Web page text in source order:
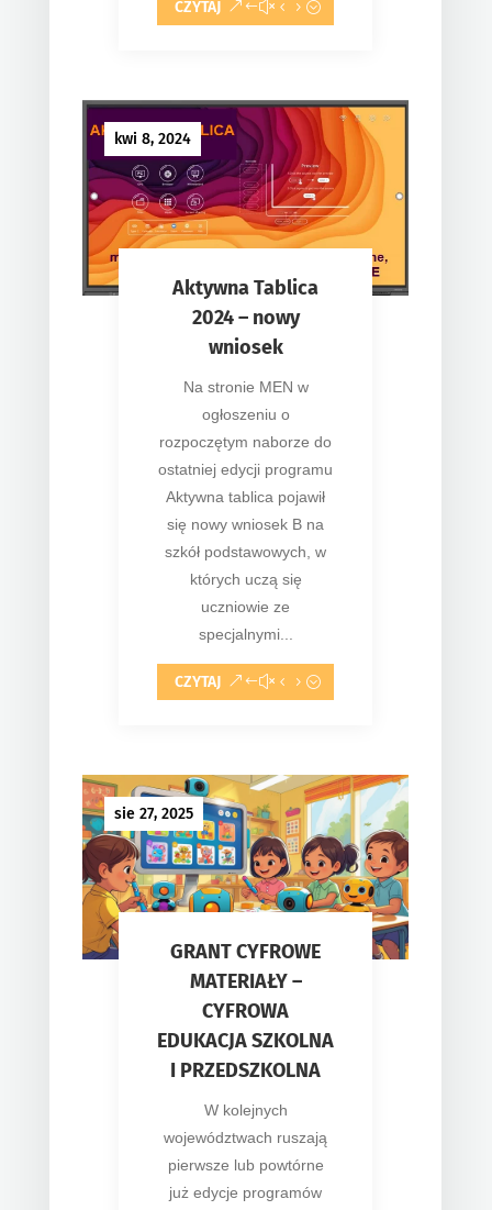
CZYTAJ
kwi 8, 2024
Aktywna Tablica
2024 – nowy
wniosek
Na stronie MEN w
ogłoszeniu o
rozpoczętym naborze do
ostatniej edycji programu
Aktywna tablica pojawił
się nowy wniosek B na
szkół podstawowych, w
których uczą się
uczniowie ze
specjalnymi...
CZYTAJ
sie 27, 2025
GRANT CYFROWE
MATERIAŁY –
CYFROWA
EDUKACJA SZKOLNA
I PRZEDSZKOLNA
W kolejnych
województwach ruszają
pierwsze lub powtórne
już edycje programów